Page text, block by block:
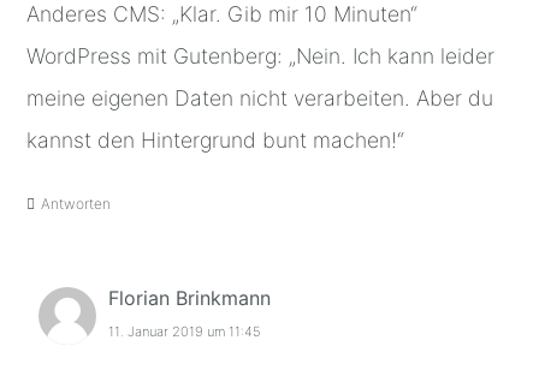
Anderes CMS: „Klar. Gib mir 10 Minuten“
WordPress mit Gutenberg: „Nein. Ich kann leider
meine eigenen Daten nicht verarbeiten. Aber du
kannst den Hintergrund bunt machen!“
Antworten
Florian Brinkmann
11. Januar 2019 um 11:45